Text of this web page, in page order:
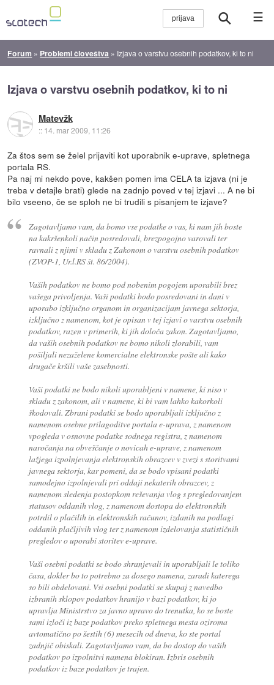
☰
Forum » Problemi človeštva » Izjava o varstvu osebnih podatkov, ki to ni
Izjava o varstvu osebnih podatkov, ki to ni
Matevžk
:: 14. mar 2009, 11:26
Za štos sem se želel prijaviti kot uporabnik e-uprave, spletnega
portala RS.
Pa naj mi nekdo pove, kakšen pomen ima CELA ta izjava (ni je
treba v detajle brati) glede na zadnjo poved v tej izjavi ... A ne bi
bilo vseeno, če se sploh ne bi trudili s pisanjem te izjave?
Zagotavljamo vam, da bomo vse podatke o vas, ki nam jih boste
na kakršenkoli način posredovali, brezpogojno varovali ter
ravnali z njimi v skladu z Zakonom o varstvu osebnih podatkov
(ZVOP-1, Ur.l.RS št. 86/2004).
Vaših podatkov ne bomo pod nobenim pogojem uporabili brez
vašega privoljenja. Vaši podatki bodo posredovani in dani v
uporabo izključno organom in organizacijam javnega sektorja,
izključno z namenom, kot je opisan v tej izjavi o varstvu osebnih
podatkov, razen v primerih, ki jih določa zakon. Zagotavljamo,
da vaših osebnih podatkov ne bomo nikoli zlorabili, vam
pošiljali nezaželene komercialne elektronske pošte ali kako
drugače kršili vaše zasebnosti.
Vaši podatki ne bodo nikoli uporabljeni v namene, ki niso v
skladu z zakonom, ali v namene, ki bi vam lahko kakorkoli
škodovali. Zbrani podatki se bodo uporabljali izključno z
namenom osebne prilagoditve portala e-uprava, z namenom
vpogleda v osnovne podatke sodnega registra, z namenom
naročanja na obveščanje o novicah e-uprave, z namenom
lažjega izpolnjevanja elektronskih obrazcev v zvezi s storitvami
javnega sektorja, kar pomeni, da se bodo vpisani podatki
samodejno izpolnjevali pri oddaji nekaterih obrazcev, z
namenom sledenja postopkom reševanja vlog s pregledovanjem
statusov oddanih vlog, z namenom dostopa do elektronskih
potrdil o plačilih in elektronskih računov, izdanih na podlagi
oddanih plačljivih vlog ter z namenom izdelovanja statističnih
pregledov o uporabi storitev e-uprave.
Vaši osebni podatki se bodo shranjevali in uporabljali le toliko
časa, dokler bo to potrebno za dosego namena, zaradi katerega
so bili obdelovani. Vsi osebni podatki se skupaj z navedbo
izbranih sklopov podatkov hranijo v bazi podatkov, ki jo
upravlja Ministrstvo za javno upravo do trenutka, ko se boste
sami izloči iz baze podatkov preko spletnega mesta oziroma
avtomatično po šestih (6) mesecih od dneva, ko ste portal
zadnjič obiskali. Zagotavljamo vam, da bo dostop do vaših
podatkov po izpolnitvi namena blokiran. Izbris osebnih
podatkov iz baze podatkov je trajen.